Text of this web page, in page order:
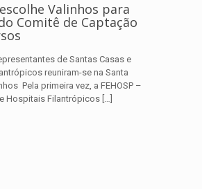
escolhe Valinhos para
Comitê de Captação
de Santas Casas e
reuniram-se na Santa
Pela primeira vez, a FEHOSP –
Hospitais Filantrópicos […]